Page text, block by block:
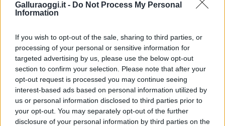
Galluraoggi.it - Do Not Process My Personal
Information
If you wish to opt-out of the sale, sharing to third parties, or
processing of your personal or sensitive information for
targeted advertising by us, please use the below opt-out
section to confirm your selection. Please note that after your
opt-out request is processed you may continue seeing
interest-based ads based on personal information utilized by
us or personal information disclosed to third parties prior to
your opt-out. You may separately opt-out of the further
disclosure of your personal information by third parties on the
F
a
ce
b
o
o
k
T
w
it
te
r
n
te
re
st
h
at
s
A
p
p
h
a
re
Articolo precedente
Prossimo articolo
NOTIZIE RECENTI